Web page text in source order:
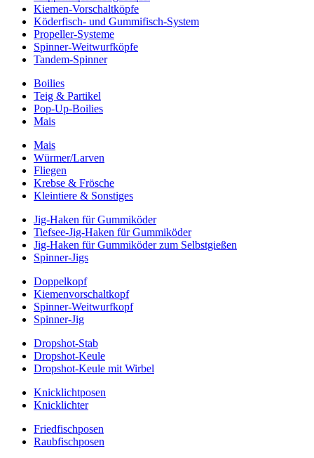
Kiemen-Vorschaltköpfe
Köderfisch- und Gummifisch-System
Propeller-Systeme
Spinner-Weitwurfköpfe
Tandem-Spinner
Boilies
Teig & Partikel
Pop-Up-Boilies
Mais
Mais
Würmer/Larven
Fliegen
Krebse & Frösche
Kleintiere & Sonstiges
Jig-Haken für Gummiköder
Tiefsee-Jig-Haken für Gummiköder
Jig-Haken für Gummiköder zum Selbstgießen
Spinner-Jigs
Doppelkopf
Kiemenvorschaltkopf
Spinner-Weitwurfkopf
Spinner-Jig
Dropshot-Stab
Dropshot-Keule
Dropshot-Keule mit Wirbel
Knicklichtposen
Knicklichter
Friedfischposen
Raubfischposen